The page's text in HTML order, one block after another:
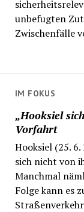
IM FOKUS
„Hooksiel
Vorfahrt
Hooksiel (25.
sich nicht von
Manchmal
Folge kann es
unbefugten
Zwischenfälle